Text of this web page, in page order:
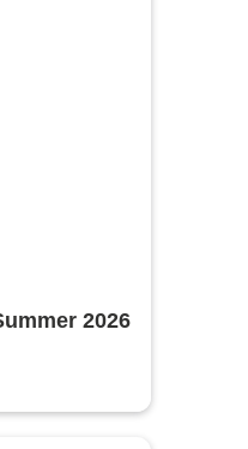
2026